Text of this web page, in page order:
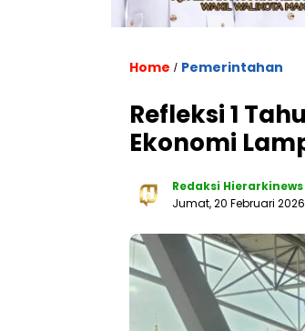
Home / Pemerintahan
Refleksi 1
Ekonomi
Redaksi Hierarkinews
Jumat, 20 Februari 2026